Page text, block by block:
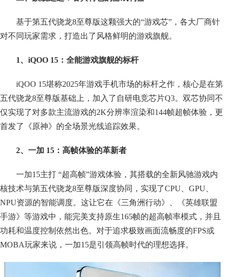
基于第五代骁龙8至尊版这颗强大的“游戏芯”，各大厂商针
对不同玩家需求，打造出了风格鲜明的游戏旗舰。
1、iQOO 15：全能游戏旗舰的标杆
iQOO 15堪称2025年游戏手机市场的标杆之作，核心是在第
五代骁龙8至尊版基础上，加入了自研电竞芯片Q3。双芯协同不
仅实现了对多款主流游戏的2K分辨率渲染和144帧超帧体验，更
首发了《原神》的全场景光线追踪效果。
2、一加 15：高帧体验的革新者
一加15主打 “超高帧”游戏体验，其搭载的全新风驰游戏内
核技术与第五代骁龙8至尊版深度协同，实现了CPU、GPU、
NPU资源的智能调度。这让它在《三角洲行动》、《英雄联盟
手游》等游戏中，能完美支持原生165帧的超高帧率模式，并且
功耗和温度控制依然出色。对于追求极致画面流畅度的FPS或
MOBA玩家来说，一加15是引领高帧时代的理想选择。